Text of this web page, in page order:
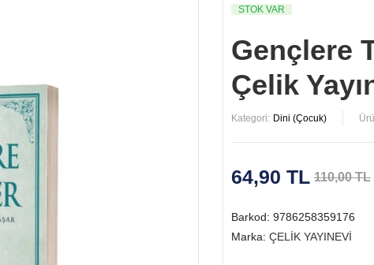
STOK VAR
Gençlere
Çelik
Kategori: Dini (Çocuk)
64,90 TL 110,00 TL
Barkod: 9786258359176
Marka: ÇELİK YAYINEVİ